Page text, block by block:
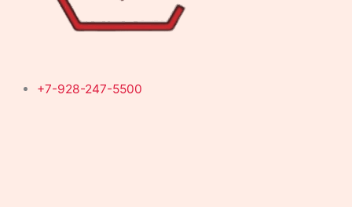
+7-928-247-5500